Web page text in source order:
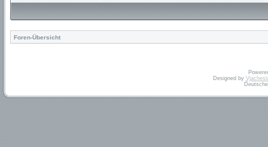
Foren-Übersicht
Designed by